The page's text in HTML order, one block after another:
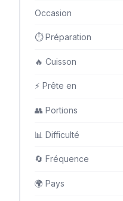
Occasion
⏱ Préparation
🔥 Cuisson
⚡ Prête en
👥 Portions
📊 Difficulté
🔄 Fréquence
🌍 Pays